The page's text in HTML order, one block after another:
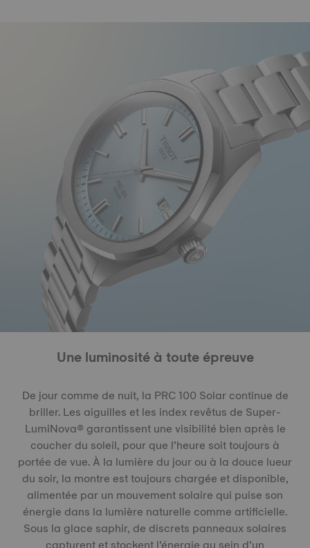
Une luminosité à toute épreuve
De jour comme de nuit, la PRC 100 Solar continue de
briller. Les aiguilles et les index revêtus de Super-
LumiNova® garantissent une visibilité bien après le
coucher du soleil, pour que l’heure soit toujours à
portée de vue. À la lumière du jour ou à la douce lueur
du soir, la montre est toujours chargée et disponible,
alimentée par un mouvement solaire qui puise son
énergie dans la lumière naturelle comme artificielle.
Sous la glace saphir, de discrets panneaux solaires